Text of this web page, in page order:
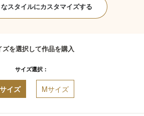
スタイルにカスタマイズする
ズを選択して作品を購入
サイズ選択：
イズ Mサイズ